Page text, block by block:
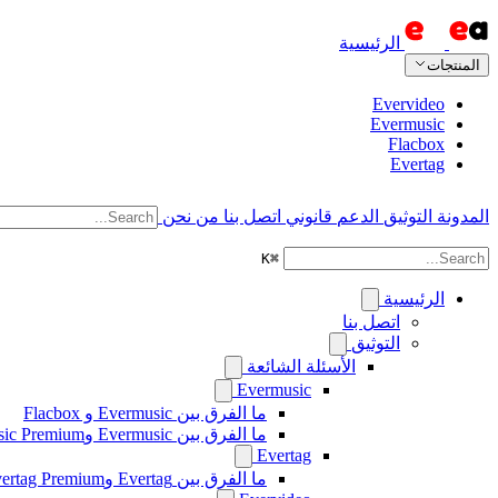
الرئيسية
المنتجات
Evervideo
Evermusic
Flacbox
Evertag
المدونة التوثيق الدعم قانوني اتصل بنا من نحن
⌘
K
الرئيسية
اتصل بنا
التوثيق
الأسئلة الشائعة
Evermusic
ما الفرق بين Evermusic و Flacbox
ما الفرق بين Evermusic وEvermusic Premium
Evertag
ما الفرق بين Evertag وEvertag Premium